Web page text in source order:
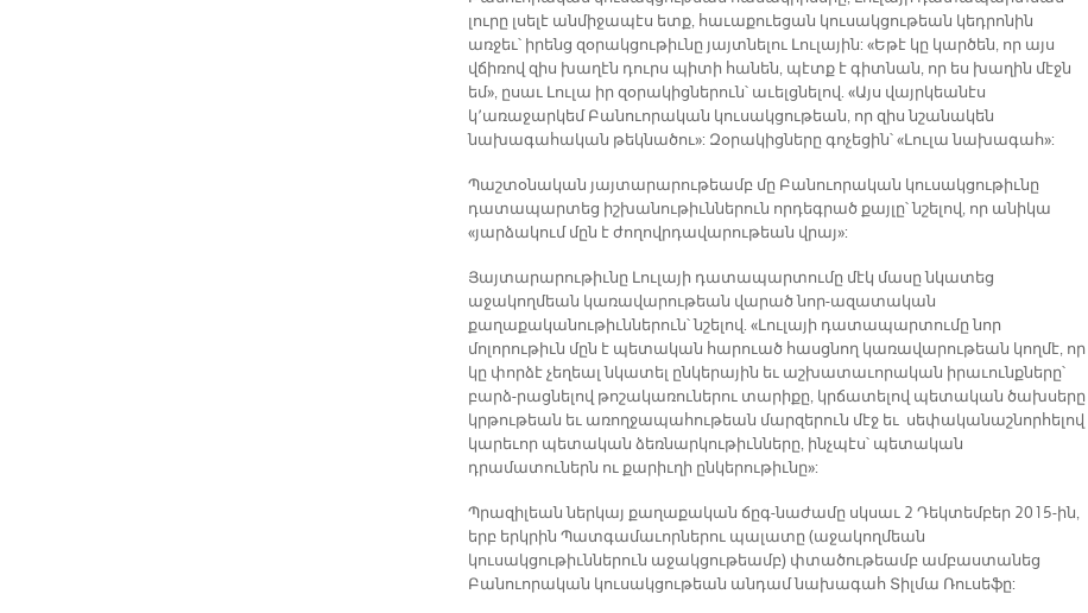
լուրը լսելէ անմիջապէս ետք, հաւաքուեցան կուսակցութեան կեդրոնին
առջեւ՝ իրենց զօրակցութիւնը յայտնելու Լուլային: «Եթէ կը կարծեն, որ այս
վճիռով զիս խաղէն դուրս պիտի հանեն, պէտք է գիտնան, որ ես խաղին մէջն
եմ», ըսաւ Լուլա իր զօրակիցներուն՝ աւելցնելով. «Այս վայրկեանէս
կ՚առաջարկեմ Բանուորական կուսակցութեան, որ զիս նշանակեն
նախագահական թեկնածու»: Զօրակիցները գոչեցին՝ «Լուլա նախագահ»:
Պաշտօնական յայտարարութեամբ մը Բանուորական կուսակցութիւնը
դատապարտեց իշխանութիւններուն որդեգրած քայլը՝ նշելով, որ անիկա
«յարձակում մըն է ժողովրդավարութեան վրայ»:
Յայտարարութիւնը Լուլայի դատապարտումը մէկ մասը նկատեց
աջակողմեան կառավարութեան վարած նոր-ազատական
քաղաքականութիւններուն՝ նշելով. «Լուլայի դատապարտումը նոր
մոլորութիւն մըն է պետական հարուած հասցնող կառավարութեան կողմէ, որ
կը փորձէ չեղեալ նկատել ընկերային եւ աշխատաւորական իրաւունքները՝
բարձ-րացնելով թոշակառուներու տարիքը, կրճատելով պետական ծախսերը
կրթութեան եւ առողջապահութեան մարզերուն մէջ եւ սեփականաշնորհելով
կարեւոր պետական ձեռնարկութիւնները, ինչպէս՝ պետական
դրամատուներն ու քարիւղի ընկերութիւնը»:
Պրազիլեան ներկայ քաղաքական ճըգ-նաժամը սկսաւ 2 Դեկտեմբեր 2015-ին,
երբ երկրին Պատգամաւորներու պալատը (աջակողմեան
կուսակցութիւններուն աջակցութեամբ) փտածութեամբ ամբաստանեց
Բանուորական կուսակցութեան անդամ նախագահ Տիլմա Ռուսեֆը: